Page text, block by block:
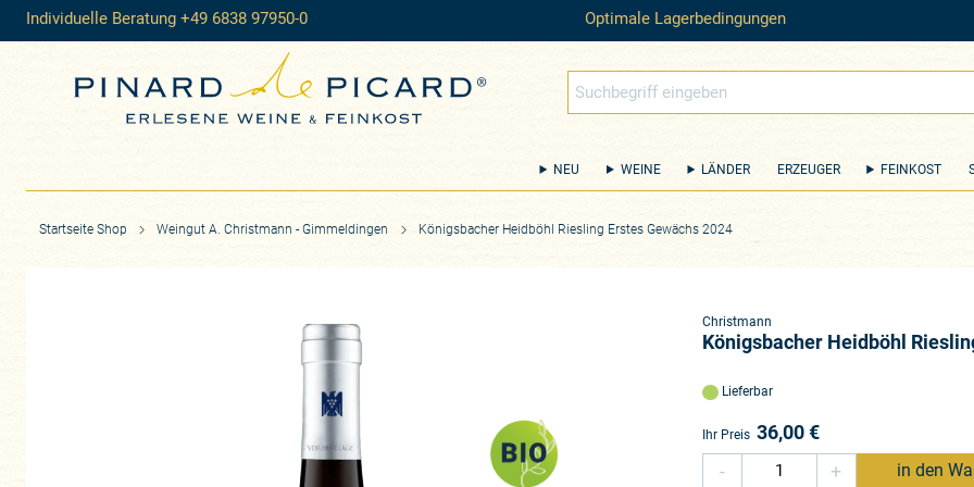
Individuelle Beratung +49 6838 97950-0 Optimale Lagerbedingungen
NEU WEINE LÄNDER ERZEUGER FEINKOST
Startseite Shop Weingut A. Christmann - Gimmeldingen Königsbacher Heidböhl Riesling Erstes Gewächs 2024
Christmann
Königsbacher Heidböhl
Lieferbar
Ihr Preis 36,00€
-
+ in den